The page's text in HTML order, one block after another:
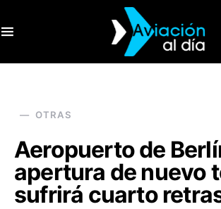
OTRAS
Aeropuerto de
apertura de nuevo
sufrirá cuarto